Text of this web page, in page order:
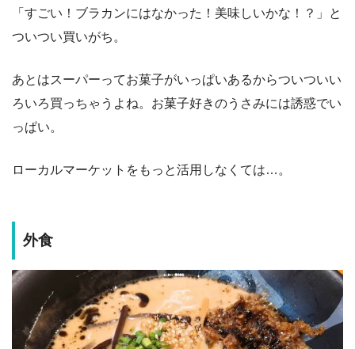
「すごい！ブラカンにはなかった！美味しいかな！？」と
ついつい買いがち。
あとはスーパーってお菓子がいっぱいあるからついついい
ろいろ買っちゃうよね。お菓子好きのうさみには誘惑でい
っぱい。
ローカルマーケットをもっと活用しなくては…。
外食